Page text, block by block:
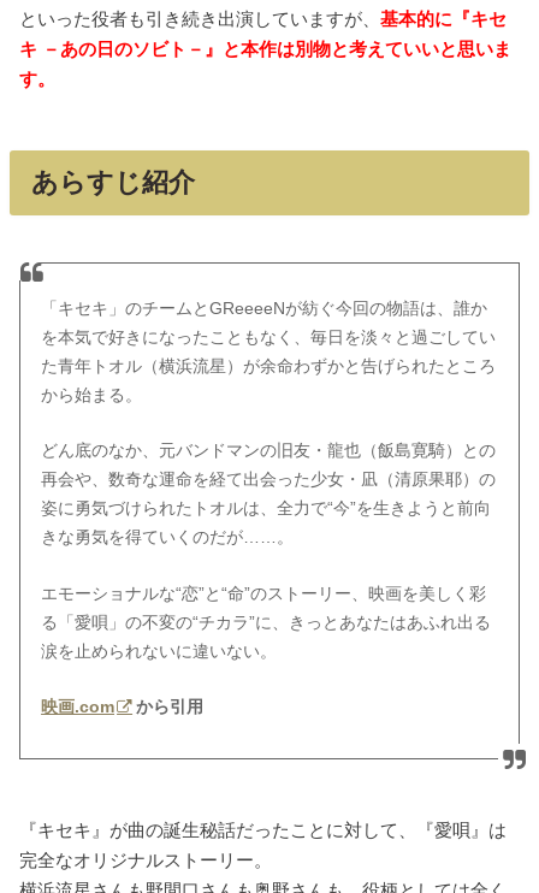
といった役者も引き続き出演していますが、基本的に『キセ
キ －あの日のソビト－』と本作は別物と考えていいと思いま
す。
あらすじ紹介
「キセキ」のチームとGReeeeNが紡ぐ今回の物語は、誰か
を本気で好きになったこともなく、毎日を淡々と過ごしてい
た青年トオル（横浜流星）が余命わずかと告げられたところ
から始まる。
どん底のなか、元バンドマンの旧友・龍也（飯島寛騎）との
再会や、数奇な運命を経て出会った少女・凪（清原果耶）の
姿に勇気づけられたトオルは、全力で“今”を生きようと前向
きな勇気を得ていくのだが……。
エモーショナルな“恋”と“命”のストーリー、映画を美しく彩
る「愛唄」の不変の“チカラ”に、きっとあなたはあふれ出る
涙を止められないに違いない。
映画.com から引用
『キセキ』が曲の誕生秘話だったことに対して、『愛唄』は
完全なオリジナルストーリー。